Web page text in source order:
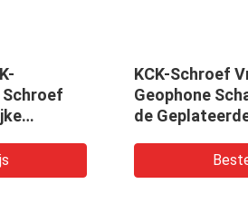
KCK-Schroef
Geophone Schakelaar
de Geplateerde
Beste Prijs